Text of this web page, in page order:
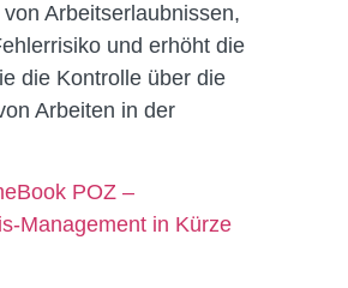
Arbeitserlaubnissen,
und erhöht die
die Kontrolle über die
Arbeiten in der
POZ –
Management in Kürze